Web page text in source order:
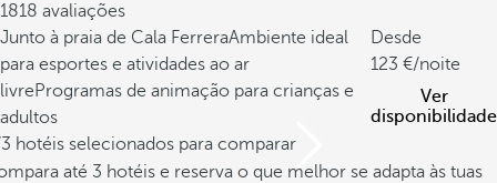
1818 avaliações
Junto à praia de Cala FerreraAmbiente ideal
para esportes e atividades ao ar
livreProgramas de animação para crianças e
adultos
Desde
123
/noite
Ver
disponibilidade
hotéis selecionados para comparar
até 3 hotéis e reserva o que melhor se adapta às tuas